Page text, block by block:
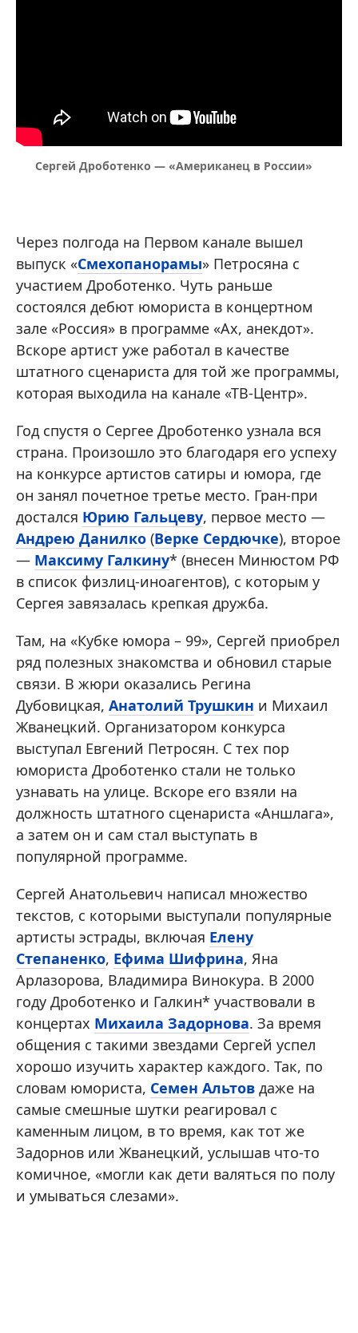
Сергей Дроботенко — «Американец в России»
Через полгода на Первом канале вышел
выпуск «Смехопанорамы» Петросяна с
участием Дроботенко. Чуть раньше
состоялся дебют юмориста в концертном
зале «Россия» в программе «Ах, анекдот».
Вскоре артист уже работал в качестве
штатного сценариста для той же программы,
которая выходила на канале «ТВ-Центр».
Год спустя о Сергее Дроботенко узнала вся
страна. Произошло это благодаря его успеху
на конкурсе артистов сатиры и юмора, где
он занял почетное третье место. Гран-при
достался Юрию Гальцеву, первое место —
Андрею Данилко (Верке Сердючке), второе
— Максиму Галкину* (внесен Минюстом РФ
в список физлиц-иноагентов), с которым у
Сергея завязалась крепкая дружба.
Там, на «Кубке юмора – 99», Сергей приобрел
ряд полезных знакомства и обновил старые
связи. В жюри оказались Регина
Дубовицкая, Анатолий Трушкин и Михаил
Жванецкий. Организатором конкурса
выступал Евгений Петросян. С тех пор
юмориста Дроботенко стали не только
узнавать на улице. Вскоре его взяли на
должность штатного сценариста «Аншлага»,
а затем он и сам стал выступать в
популярной программе.
Сергей Анатольевич написал множество
текстов, с которыми выступали популярные
артисты эстрады, включая Елену
Степаненко, Ефима Шифрина, Яна
Арлазорова, Владимира Винокура. В 2000
году Дроботенко и Галкин* участвовали в
концертах Михаила Задорнова. За время
общения с такими звездами Сергей успел
хорошо изучить характер каждого. Так, по
словам юмориста, Семен Альтов даже на
самые смешные шутки реагировал с
каменным лицом, в то время, как тот же
Задорнов или Жванецкий, услышав что-то
комичное, «могли как дети валяться по полу
и умываться слезами».